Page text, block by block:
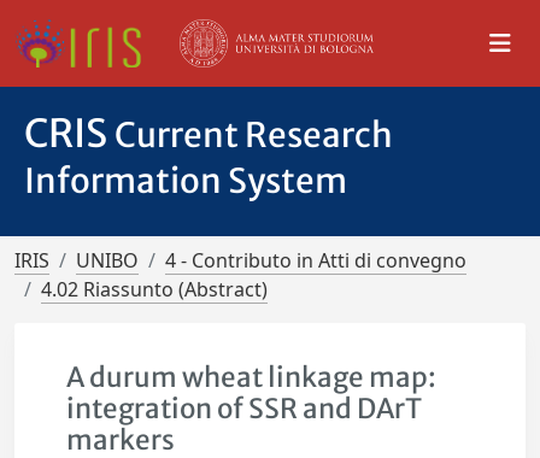
CRIS Current Research
Information System
IRIS UNIBO
4 - Contributo in Atti di convegno
4.02 Riassunto (Abstract)
A durum wheat linkage map:
integration of SSR and DArT
markers